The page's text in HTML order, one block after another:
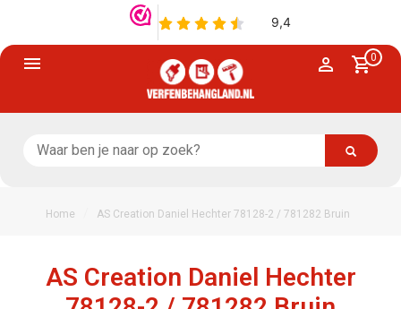
0
Home AS Creation Daniel Hechter 78128-2 / 781282 Bruin
AS Creation Daniel Hechter